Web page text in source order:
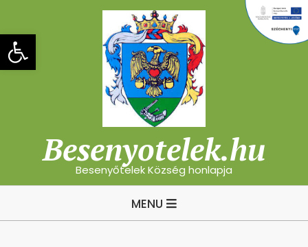
Eszköztár megnyitása
content
Besenyotelek.hu
Besenyőtelek Község honlapja
MENU